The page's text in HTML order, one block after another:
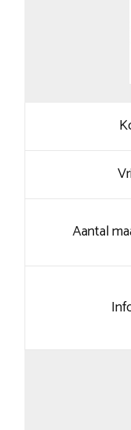
Aantal